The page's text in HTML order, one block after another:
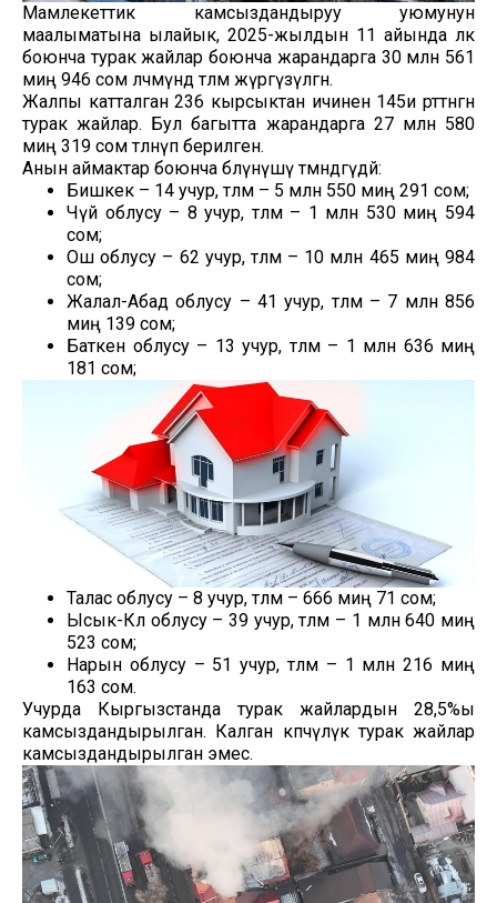
Мамлекеттик камсыздандыруу уюмунун
маалыматына ылайык, 2025-жылдын 11 айында өлкө
боюнча турак жайлар боюнча жарандарга 30 млн 561
миң 946 сом өлчөмүндө төлөм жүргүзүлгөн.
Жалпы катталган 236 кырсыктан ичинен 145и өрттөнгөн
турак жайлар. Бул багытта жарандарга 27 млн 580
миң 319 сом төлөнүп берилген.
Анын аймактар боюнча бөлүнүшү төмөндөгүдөй:
Бишкек – 14 учур, төлөм – 5 млн 550 миң 291 сом;
Чүй облусу – 8 учур, төлөм – 1 млн 530 миң 594
сом;
Ош облусу – 62 учур, төлөм – 10 млн 465 миң 984
сом;
Жалал-Абад облусу – 41 учур, төлөм – 7 млн 856
миң 139 сом;
Баткен облусу – 13 учур, төлөм – 1 млн 636 миң
181 сом;
Талас облусу – 8 учур, төлөм – 666 миң 71 сом;
Ысык-Көл облусу – 39 учур, төлөм – 1 млн 640 миң
523 сом;
Нарын облусу – 51 учур, төлөм – 1 млн 216 миң
163 сом.
Учурда Кыргызстанда турак жайлардын 28,5%ы
камсыздандырылган. Калган көпчүлүк турак жайлар
камсыздандырылган эмес.